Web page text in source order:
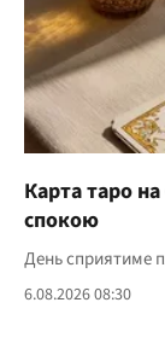
Карта таро
спокою
День сприятиме
6.08.2026 08:30